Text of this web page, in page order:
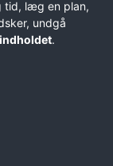
tid, læg en plan,
undgå
indholdet.